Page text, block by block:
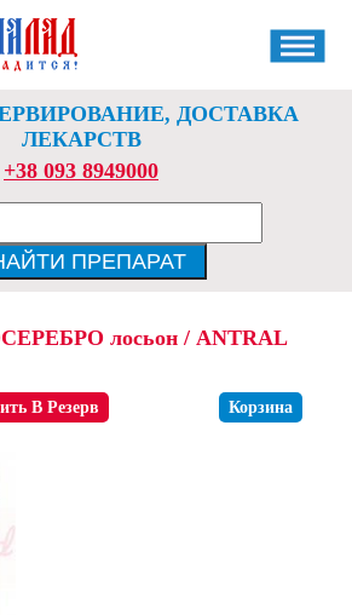
ДОСТАВКА
ЛЕКАРСТВ
+38 093 8949000
лосьон / ANTRAL
В Резерв Корзина